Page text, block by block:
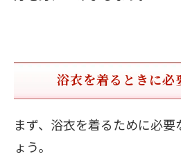
浴衣を着るときに必
まず、浴衣を着るために必
ょう。